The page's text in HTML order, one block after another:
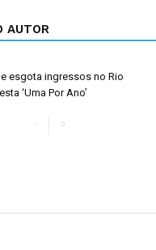
AUTOR
esgota ingressos no Rio
‘Uma Por Ano’